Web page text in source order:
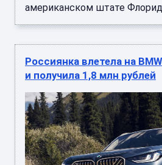
американском штате
Россиянка влетела на
и получила 1,8 млн рублей